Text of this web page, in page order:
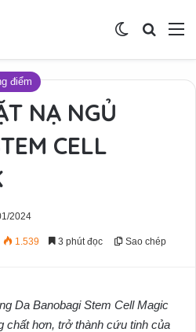
Tìm
Switch skin
điểm
NẠ NGỦ
CELL
2024
1.539 3 phút đọc Sao chép
Da Banobagi Stem Cell Magic
chất hơn, trở thành cứu tinh của